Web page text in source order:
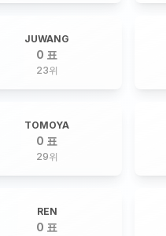
JUWANG
0 표
23위
TOMOYA
0 표
29위
REN
0 표